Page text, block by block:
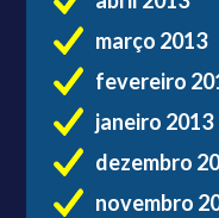
março 2013
fevereiro
janeiro 2013
dezembro
novembro